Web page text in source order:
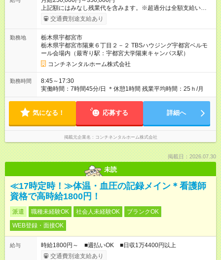
上記額にはみなし残業代を含みます。※超過分は全額支給いたし
ます。 みなし残業代 50,000円／月 みなし残業時間 33時間／月
■交通費支給（規定あり） ■昇給：年1回（6月） ■実績手当 ┗1棟
ブ：平均50万円 ■資格手当 ・一級建築士：最大8万円/月 ・二級
建築士：最大4万円/月 ・宅地建物取引士：最大4万円/月 ■その他
手当 役職手当／家族手当 等 社割でマイホーム建築可能 【試用
期間】試用期間あり 試用期間の長さ：3ヶ月 雇用形態、給与は
本採用時と同じです。 ＼経験に応じた研修制度♪／ 最初は先輩
や上長の同行する OJT研修からスタート。 その他、中堅・幹部
向け研修や 外部研修など学ぶ機会が多いのも強みです！ 早期キ
交通費別途支給あり
勤務地
栃木県宇都宮市
栃木県宇都宮市陽東６丁目２－２ TBSハウジング宇都宮ベルモ
ール会場内（最寄り駅：宇都宮大学陽東キャンパス駅）
コンチネンタルホーム株式会社
勤務時間
8:45～17:30
実働時間：7時間45分/日 ＊休憩1時間 残業平均時間：25ｈ/月
気になる！ 応募する 詳細へ
掲載元企業名 コンチネンタルホーム株式会社
掲載日：2026.07.30
未読
≪17時定時！≫体温・血圧の記録メイン＊看護師
資格で高時給1800円！
派遣 職種未経験OK 社会人未経験OK
ブランクOK
WEB登録・面接OK
給与
時給1800円～ ■週払いOK ■日収1万4400円以上
交通費別途支給あり